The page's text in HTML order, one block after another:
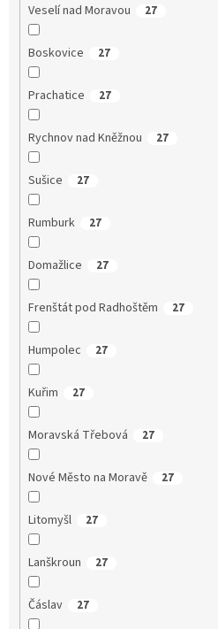
Veselí nad Moravou 27
Boskovice 27
Prachatice 27
Rychnov nad Kněžnou 27
Sušice 27
Rumburk 27
Domažlice 27
Frenštát pod Radhoštěm 27
Humpolec 27
Kuřim 27
Moravská Třebová 27
Nové Město na Moravě 27
Litomyšl 27
Lanškroun 27
Čáslav 27